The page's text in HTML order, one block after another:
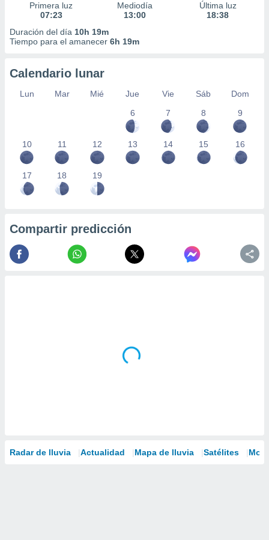
Primera luz
07:23
Mediodía
13:00
Última luz
18:38
Duración del día 10h 19m
Tiempo para el amanecer 6h 19m
Calendario lunar
Lun Mar Mié Jue Vie Sáb
Dom
6
7 8 9
10 11 12 13 14 15 16
17 18 19
Compartir predicción
Radar de lluvia Actualidad Mapa de lluvia Satélites